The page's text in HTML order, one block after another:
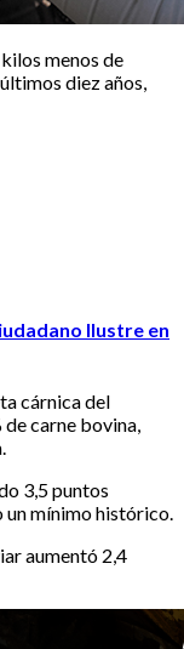
menos de
diez años,
Ilustre en
cárnica del
carne bovina,
3,5 puntos
un mínimo histórico.
aumentó 2,4